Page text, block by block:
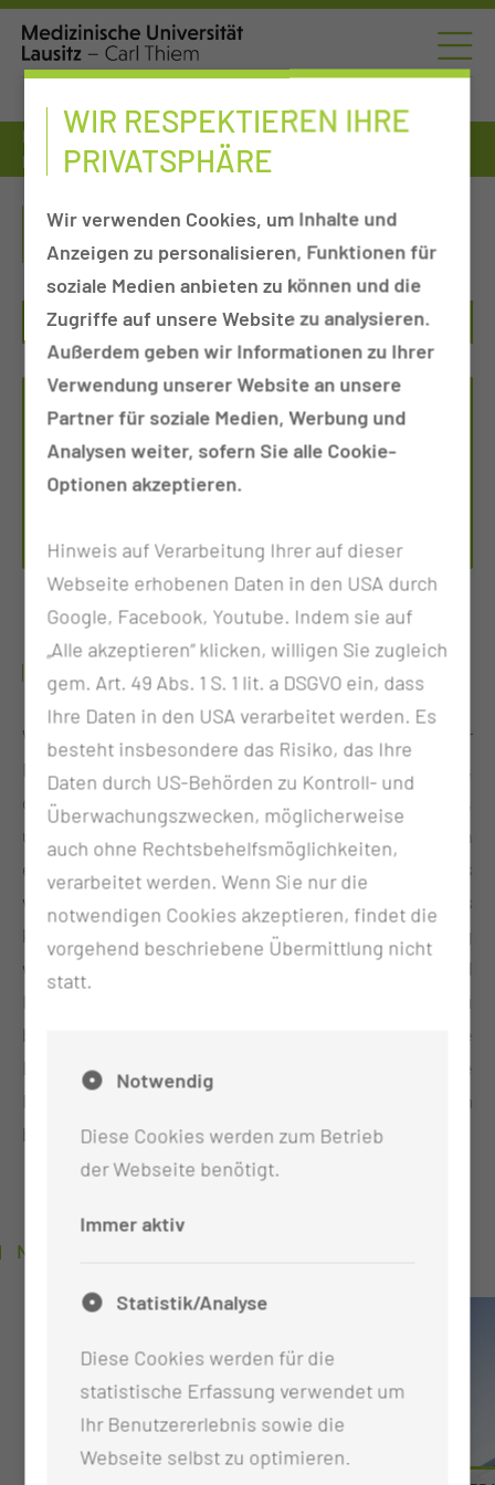
Fort- & Weiterbildung
Therapeutische Qualifizierungen
Fort- und Weiterbildungszentrum
FORT- UND
WEITERBILDUNGSZENTRUM
FORT- UND
WEITERBILDUNGSZENTRUM
Tel.:+49 355 46 79114
HERZLICH WILLKOMMEN!
Wir bieten vielfältige Bildungsangebote für
Fachkräfte im Gesundheitswesen. Unser Ziel ist es,
dir die Werkzeuge und Ressourcen bereitzustellen,
um deine berufliche Entwicklung voranzutreiben. In
einer sich ständig weiterentwickelnden Welt, ist es
von entscheidender Bedeutung, dass wir uns
kontinuierlich weiterbilden, um den stetig
wachsenden Anforderungen und
Herausforderungen gerecht zu werden. Bist du
bereit, dein Wissen zu erweitern und deine
Erfahrungen zu vertiefen? Starte noch heute deine
Reise zu lebenslangem Lernen und deinem
beruflichen Erfolg.
NEUIGKEITEN
WIR RESPEKTIEREN IHRE
PRIVATSPHÄRE
Wir verwenden Cookies, um Inhalte und
Anzeigen zu personalisieren, Funktionen für
soziale Medien anbieten zu können und die
Zugriffe auf unsere Website zu analysieren.
Außerdem geben wir Informationen zu Ihrer
Verwendung unserer Website an unsere
Partner für soziale Medien, Werbung und
Analysen weiter, sofern Sie alle Cookie-
Optionen akzeptieren.
Hinweis auf Verarbeitung Ihrer auf dieser
Webseite erhobenen Daten in den USA durch
Google, Facebook, Youtube. Indem sie auf
„Alle akzeptieren“ klicken, willigen Sie zugleich
gem. Art. 49 Abs. 1 S. 1 lit. a DSGVO ein, dass
Ihre Daten in den USA verarbeitet werden. Es
besteht insbesondere das Risiko, das Ihre
Daten durch US-Behörden zu Kontroll- und
Überwachungszwecken, möglicherweise
auch ohne Rechtsbehelfsmöglichkeiten,
verarbeitet werden. Wenn Sie nur die
notwendigen Cookies akzeptieren, findet die
vorgehend beschriebene Übermittlung nicht
statt.
Notwendig
Diese Cookies werden zum Betrieb
der Webseite benötigt.
Immer aktiv
Statistik/Analyse
Diese Cookies werden für die
statistische Erfassung verwendet um
Ihr Benutzererlebnis sowie die
Webseite selbst zu optimieren.